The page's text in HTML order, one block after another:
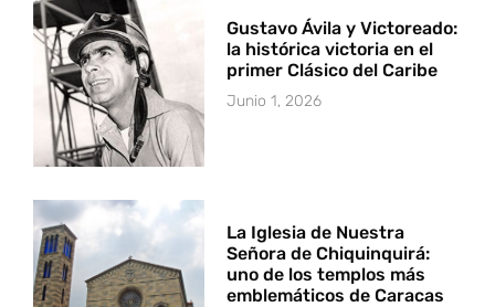
Gustavo Ávila y Victoreado:
la histórica victoria en el
primer Clásico del Caribe
Junio 1, 2026
La Iglesia de Nuestra
Señora de Chiquinquirá:
uno de los templos más
emblemáticos de Caracas